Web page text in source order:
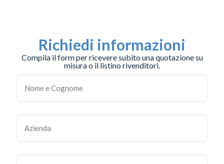
Richiedi informazioni
Compila il form per ricevere subito una quotazione su
misura o il listino rivenditori.